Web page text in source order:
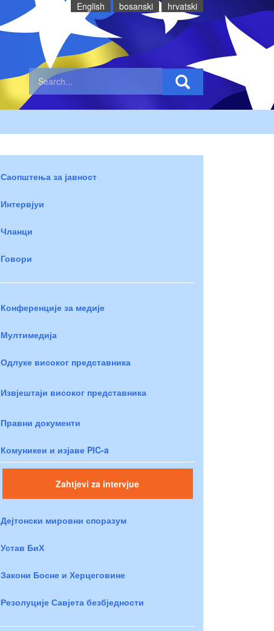
English bosanski hrvatski
Саопштења за јавност
Интервјуи
Чланци
Говори
Конференције за медије
Мултимедија
Одлуке високог представника
Извјештаји високог представника
Правни документи
Комуникеи и изјаве PIC-a
Zahtjevi za intervjue
Дејтонски мировни споразум
Устав БиХ
Закони Босне и Херцеговине
Резолуције Савјета безбједности